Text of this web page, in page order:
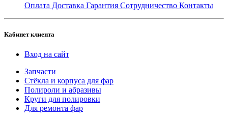
Оплата Доставка Гарантия Сотрудничество Контакты
Кабинет клиента
Вход на сайт
Запчасти
Стёкла и корпуса для фар
Полироли и абразивы
Круги для полировки
Для ремонта фар